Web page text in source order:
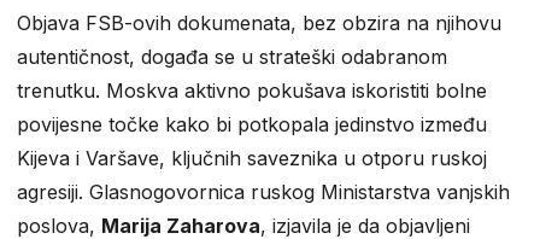
Objava FSB-ovih dokumenata, bez obzira na njihovu
autentičnost, događa se u strateški odabranom
trenutku. Moskva aktivno pokušava iskoristiti bolne
povijesne točke kako bi potkopala jedinstvo između
Kijeva i Varšave, ključnih saveznika u otporu ruskoj
agresiji. Glasnogovornica ruskog Ministarstva vanjskih
poslova, Marija Zaharova, izjavila je da objavljeni